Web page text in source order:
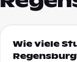
Wie viele